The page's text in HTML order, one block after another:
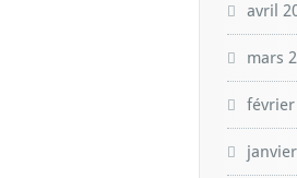
avril
mars
février